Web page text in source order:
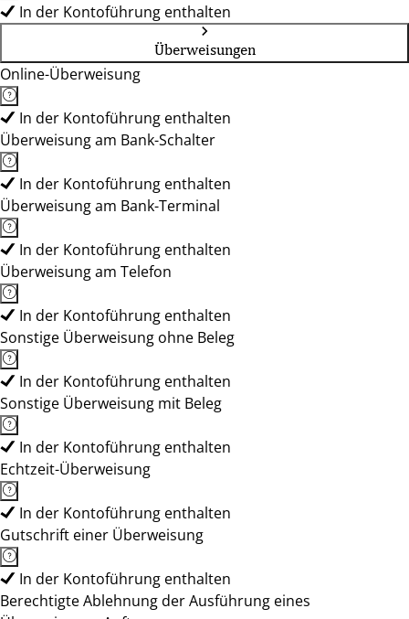
In der Kontoführung enthalten
Überweisungen
Online-Überweisung
In der Kontoführung enthalten
Überweisung am Bank-Schalter
In der Kontoführung enthalten
Überweisung am Bank-Terminal
In der Kontoführung enthalten
Überweisung am Telefon
In der Kontoführung enthalten
Sonstige Überweisung ohne Beleg
In der Kontoführung enthalten
Sonstige Überweisung mit Beleg
In der Kontoführung enthalten
Echtzeit-Überweisung
In der Kontoführung enthalten
Gutschrift einer Überweisung
In der Kontoführung enthalten
Berechtigte Ablehnung der Ausführung eines